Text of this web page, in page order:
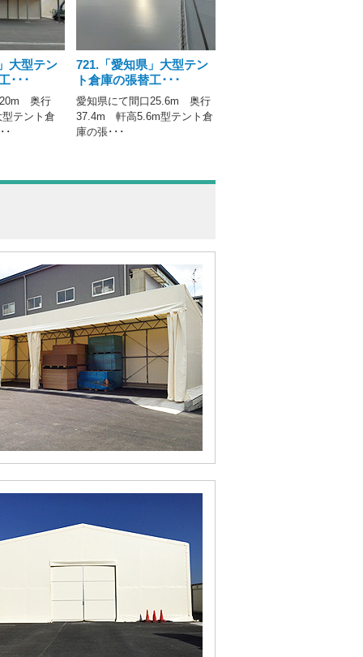
大型テン
･･･
20m 奥行
テント倉
･
721.「愛知県」大型テン
ト倉庫の張替工･･･
愛知県にて間口25.6m 奥行
37.4m 軒高5.6m型テント倉
庫の張･･･